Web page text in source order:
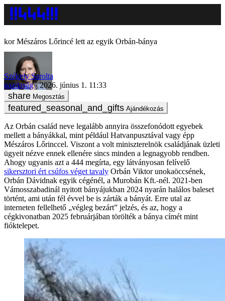
Mészáros Lőrincé lett az egyik Orbán-bánya
Székely Sarolta
gazdaság
2026. június 1. 11:33
Megosztás
Ajándékozás
Az Orbán család neve legalább annyira összefonódott egyebek
mellett a bányákkal, mint például Hatvanpusztával vagy épp
Mészáros Lőrinccel. Viszont a volt miniszterelnök családjának üzleti
ügyeit nézve ennek ellenére sincs minden a legnagyobb rendben.
Ahogy ugyanis azt a 444 megírta, egy látványosan felívelő
sikersztori ért csúfos véget tavaly Orbán Viktor unokaöccsének,
Orbán Dávidnak egyik cégénél, a Murobán Kft.-nél. 2021-ben
Vámosszabadinál nyitott bányájukban 2024 nyarán halálos baleset
történt, ami után fél évvel be is zárták a bányát. Erre utal az
interneten fellelhető „végleg bezárt” jelzés, és az, hogy a
cégkivonatban 2025 februárjában törölték a bánya címét mint
fióktelepet.